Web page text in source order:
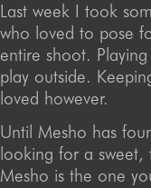
Last week I took
who loved to pose
entire shoot.
play outside.
loved however.
Until Mesho has
looking for a
Mesho is the one